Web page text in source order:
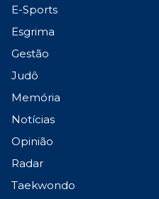
E-Sports
Esgrima
Gestão
Judô
Memória
Notícias
Opinião
Radar
Taekwondo